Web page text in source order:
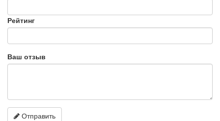
Рейтинг
Ваш отзыв
Отправить